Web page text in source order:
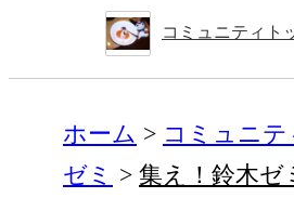
コミュニティト
ホーム コミュニテ
ゼミ
集え！鈴木